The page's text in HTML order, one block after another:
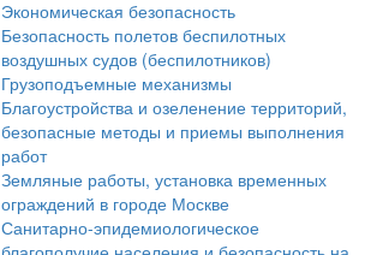
Экономическая безопасность
Безопасность полетов беспилотных
воздушных судов (беспилотников)
Грузоподъемные механизмы
Благоустройства и озеленение территорий,
безопасные методы и приемы выполнения
работ
Земляные работы, установка временных
ограждений в городе Москве
Санитарно-эпидемиологическое